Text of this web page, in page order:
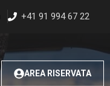
+41 91 994 67 22
AREA RISERVATA